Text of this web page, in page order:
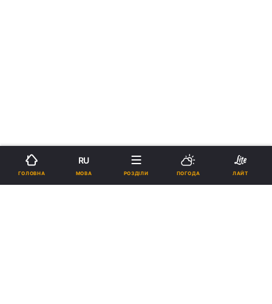
ГОЛОВНА
RU
МОВА РОЗДІЛИ ПОГОДА ЛАЙТ